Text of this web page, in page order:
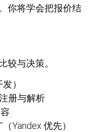
你将学会把报价结
较与决策。
）
册与解析
Yandex 优先）